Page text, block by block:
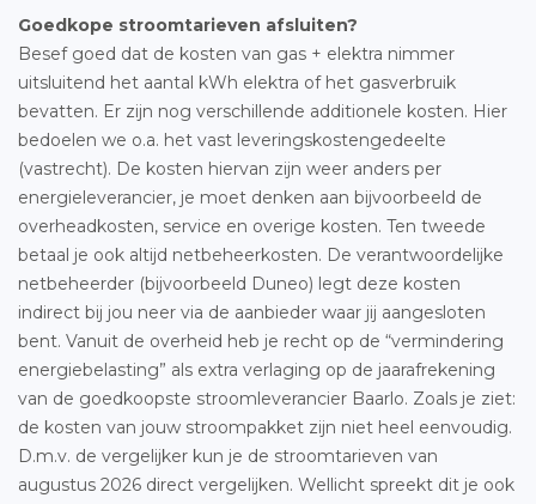
Goedkope stroomtarieven afsluiten?
Besef goed dat de kosten van gas + elektra nimmer
uitsluitend het aantal kWh elektra of het gasverbruik
bevatten. Er zijn nog verschillende additionele kosten. Hier
bedoelen we o.a. het vast leveringskostengedeelte
(vastrecht). De kosten hiervan zijn weer anders per
energieleverancier, je moet denken aan bijvoorbeeld de
overheadkosten, service en overige kosten. Ten tweede
betaal je ook altijd netbeheerkosten. De verantwoordelijke
netbeheerder (bijvoorbeeld Duneo) legt deze kosten
indirect bij jou neer via de aanbieder waar jij aangesloten
bent. Vanuit de overheid heb je recht op de “vermindering
energiebelasting” als extra verlaging op de jaarafrekening
van de goedkoopste stroomleverancier Baarlo. Zoals je ziet:
de kosten van jouw stroompakket zijn niet heel eenvoudig.
D.m.v. de vergelijker kun je de stroomtarieven van
augustus 2026 direct vergelijken. Wellicht spreekt dit je ook